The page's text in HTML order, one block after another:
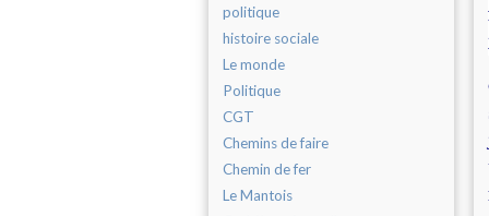
politique
histoire sociale
Le monde
Politique
CGT
Chemins de faire
Chemin de fer
Le Mantois